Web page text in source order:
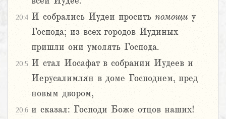
20:4 И собрались Иудеи просить помощи у
Господа; из всех городов Иудиных
пришли они умолять Господа.
20:5 И стал Иосафат в собрании Иудеев и
Иерусалимлян в доме Господнем, пред
новым двором,
20:6 и сказал: Господи Боже отцов наших!